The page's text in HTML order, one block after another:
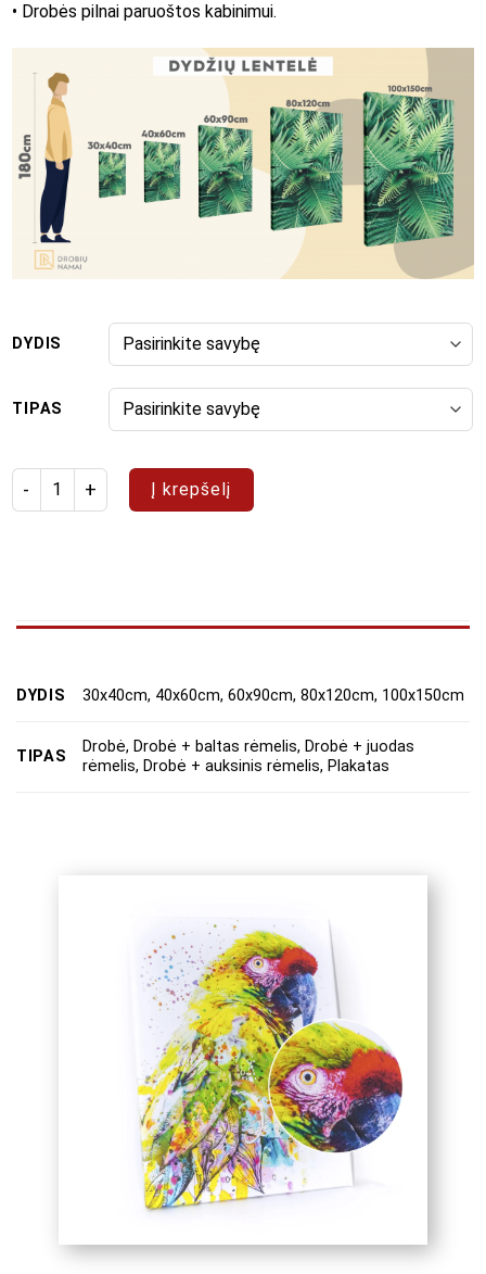
• Drobės pilnai paruoštos kabinimui.
DYDIS
TIPAS
produkto kiekis: Paveikslas "Rudaakė"
Į krepšelį
DYDIS 30x40cm, 40x60cm, 60x90cm, 80x120cm, 100x150cm
TIPAS
Drobė, Drobė + baltas rėmelis, Drobė + juodas
rėmelis, Drobė + auksinis rėmelis, Plakatas